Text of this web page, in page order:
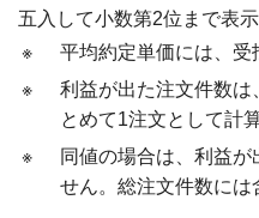
五入して小数第2位まで表示
※
平均約定単価には、受
※
利益が出た注文件数は
とめて1注文として計
※
同値の場合は、利益が
せん。総注文件数には